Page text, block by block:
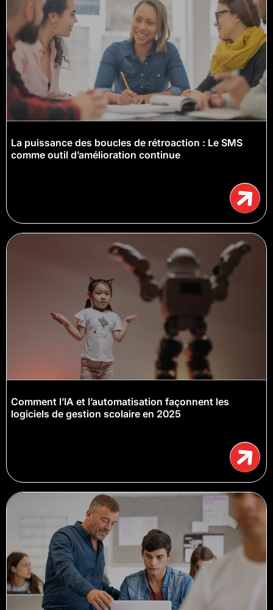
La puissance des boucles de rétroaction : Le SMS
comme outil d’amélioration continue
Comment l’IA et l’automatisation façonnent les
logiciels de gestion scolaire en 2025